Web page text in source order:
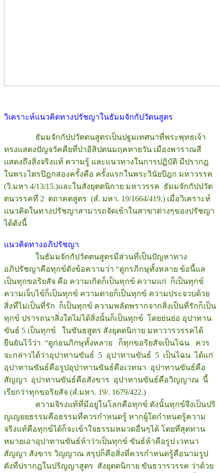
วิเคราะห์แนวคิดทางปรัชญาในธัมมจักกัปวัตนสูตร
ธัมมจักกัปปวัตตนสูตรเป็นปฐมเทศนาที่พระพุทธเจ้า
ทรงแสดงปัญจวัคคียที่ป่าอิสิปตนมฤคทายวัน เมืองพาราณสี
แสดงถึงสิ่งจริงแท้ ความรู้ และแนวทางในการปฏิบัติ มีปรากฎ
ในพระไตรปิฎกสองครั้งคือ ครั้งแรกในพระวินัยปิฎก มหาวรรค
(วิ.มหา 4/13/15.)และในสังยุตตนิกาย มหาวรรค ธัมมจักกัปปวัต
ตนวรรคที่ 2 ตถาคตสูตร (สํ. มหา. 19/1664/419.) เมื่อวิเคราะห์
แนวคิดในทางปรัชญาสามารถจัดเข้าในสาขาต่างๆของปรัชญา
ได้ดังนี้
แนวคิดทางอภิปรัชญา
ในธัมมจักกัปวัตตนสูตรมีส่วนที่เป็นปัญหาทาง
อภิปรัชญาคือทุกข์ดังข้อความว่า “ดูกรภิกษุทั้งหลาย ข้อนี้แล
เป็นทุกขอริยสัจ คือ ความเกิดก็เป็นทุกข์ ความแก่ ก็เป็นทุกข์
ความเจ็บไข้ก็เป็นทุกข์ ความตายก็เป็นทุกข์ ความประจวบด้วย
สิ่งที่ไม่เป็นที่รัก ก็เป็นทุกข์ ความพลัดพรากจากสิ่งเป็นที่รักก็เป็น
ทุกข์ ปรารถนาสิ่งใดไม่ได้สิ่งนั้นก็เป็นทุกข์ โดยย่นย่อ อุปาทาน
ขันธ์ 5 เป็นทุกข์ ในขันธสูตร สังยุตตนิกาย มหาวารวรรคได้
ยืนยันไว้ว่า “ดูก่อนภิกษุทั้งหลาย ก็ทุกขอริยสัจเป็นไฉน ควร
จะกล่าวได้ว่าอุปาทานขันธ์ 5 อุปาทานขันธ์ 5 เป็นไฉน ได้แก่
อุปาทานขันธ์คือรูปอุปาทานขันธ์คือเวทนา อุปาทานขันธ์คือ
สัญญา อุปาทานขันธ์คือสังขาร อุปาทานขันธ์คือวิญญาณ นี้
เรียกว่าทุกขอริยสัจ (สํ.มหา. 19/. 1679/422.)
ความจิรงแท้ที่มีอยู่ในโลกคือทุกข์ ดังนั้นทุกข์จึงเป็นปริ
ญเญยยธรรมคือธรรมที่ควรกำหนดรู้ หากผู้ใดกำหนดรู้ความ
จริงแท้คือทุกข์ได้ก็จะเข้าใจธรรมหมวดอื่นๆได้ โดยที่สุดท่าน
หมายเอาอุปาทานขันธ์ห้าว่าเป็นทุกข์ ขันธ์ห้าคือรูป เวทนา
สัญญา สังขาร วิญญาณ สรุปก็คือสิ่งที่ควรกำหนดรู้คือนามรูป
ดังที่ปรากฎในปริญญาสูตร สังยุตตนิกาย ขันธวารวรรค ว่าด้วย